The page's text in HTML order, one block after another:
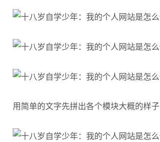
用简单的文字先拼出各个模块大概的样子